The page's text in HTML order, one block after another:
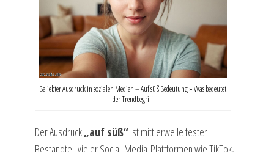
Beliebter Ausdruck in sozialen Medien – Auf süß Bedeutung » Was bedeutet
der Trendbegriff
Der Ausdruck„auf süß“ist mittlerweile fester